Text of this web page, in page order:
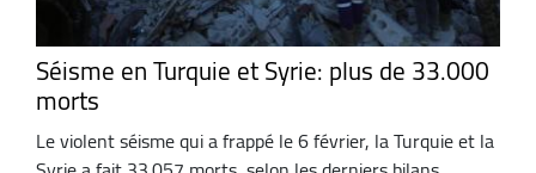
Séisme en Turquie et Syrie: plus de 33.000
morts
Le violent séisme qui a frappé le 6 février, la Turquie et la